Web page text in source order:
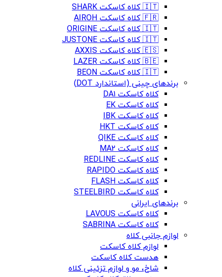
🇮🇹 کلاه کاسکت SHARK
🇫🇷 کلاه کاسکت AIROH
🇮🇹 کلاه کاسکت ORIGINE
🇮🇹 کلاه کاسکت JUSTONE
🇪🇸 کلاه کاسکت AXXIS
🇧🇪 کلاه کاسکت LAZER
🇮🇹 کلاه کاسکت BEON
برندهای چینی (استاندارد DOT)
کلاه کاسکت DA1
کلاه کاسکت EK
کلاه کاسکت IBK
کلاه کاسکت HKT
کلاه کاسکت QIKE
کلاه کاسکت MA2
کلاه کاسکت REDLINE
کلاه کاسکت RAPIDO
کلاه کاسکت FLASH
کلاه کاسکت STEELBIRD
برندهای ایرانی
کلاه کاسکت LAVOUS
کلاه کاسکت SABRINA
لوازم جانبی کلاه
لوازم کلاه کاسکت
هدست کلاه کاسکت
شاخ، مو و لوازم تزئینی کلاه